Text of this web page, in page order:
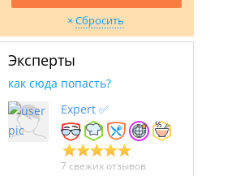
Сбросить
Эксперты
как сюда попасть?
Expert ✅
7 свежих отзывов